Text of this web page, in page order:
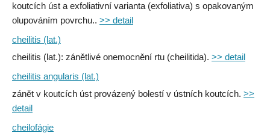
koutcích úst a exfoliativní varianta (exfoliativa) s opakovaným
olupováním povrchu.. >> detail
cheilitis (lat.)
cheilitis (lat.): zánětlivé onemocnění rtu (cheilitida). >> detail
cheilitis angularis (lat.)
zánět v koutcích úst provázený bolestí v ústních koutcích. >>
detail
cheilofágie